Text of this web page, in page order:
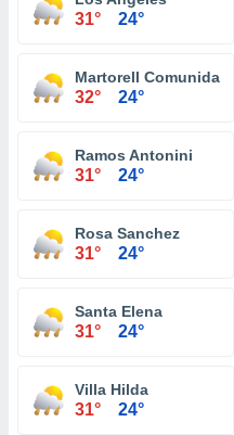
31° 24°
Martorell Comunidad
32° 24°
Ramos Antonini
31° 24°
Rosa Sanchez
31° 24°
Santa Elena
31° 24°
Villa Hilda
31° 24°